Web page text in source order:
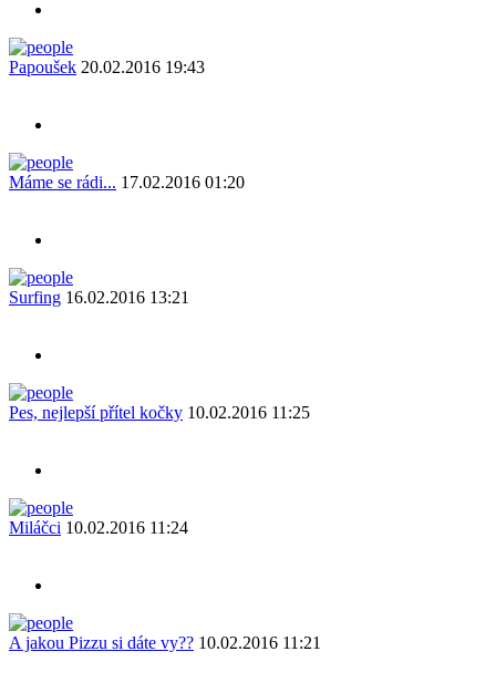
Papoušek 20.02.2016 19:43
Máme se rádi... 17.02.2016 01:20
Surfing 16.02.2016 13:21
Pes, nejlepší přítel kočky 10.02.2016 11:25
Miláčci 10.02.2016 11:24
A jakou Pizzu si dáte vy?? 10.02.2016 11:21